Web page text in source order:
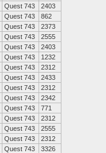
Quest 743
2403
Quest 743
862
Quest 743
2373
Quest 743
2555
Quest 743
2403
Quest 743
1232
Quest 743
2312
Quest 743
2433
Quest 743
2312
Quest 743
2342
Quest 743
771
Quest 743
2312
Quest 743
2555
Quest 743
2312
Quest 743
3326